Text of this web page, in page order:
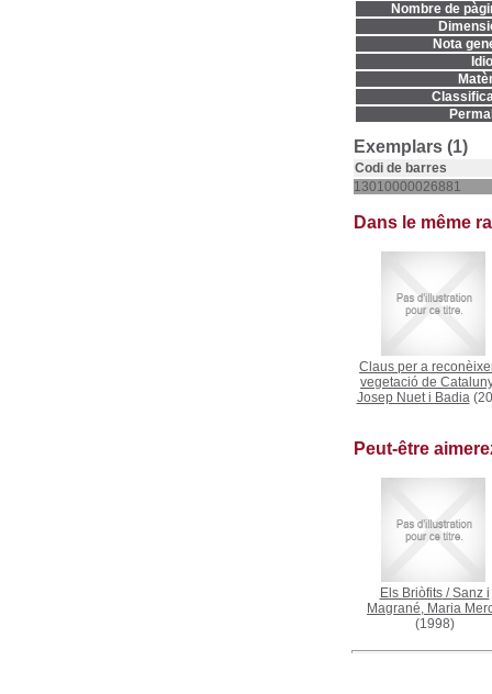
Nombre de
Nota
Exemplars (1)
Codi de barres
13010000026881
Dans le même
Claus per a
vegetació de
Josep Nuet i Badia
Peut-être
Els Briòfits/Sanz i
Magrané, Maria
(1998)